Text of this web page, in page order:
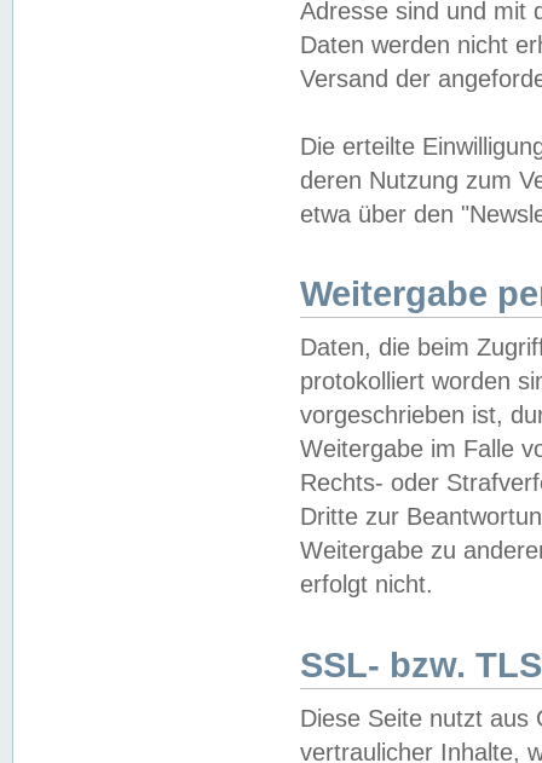
Adresse sind und mit
Daten werden nicht
Versand der
Die erteilte
deren Nutzung zum
etwa über den
Weitergabe
Daten, die beim
protokolliert worden
vorgeschrieben ist,
Weitergabe im Falle
Rechts- oder
Dritte zur
Weitergabe zu
erfolgt nicht.
SSL- bzw.
Diese Seite nutzt aus
vertraulicher Inhalte,